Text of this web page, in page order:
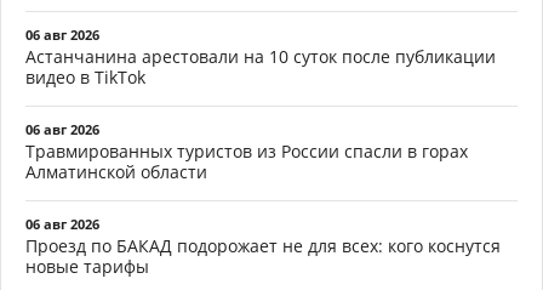
06 авг 2026
Астанчанина арестовали на 10 суток после публикации
видео в TikTok
06 авг 2026
Травмированных туристов из России спасли в горах
Алматинской области
06 авг 2026
Проезд по БАКАД подорожает не для всех: кого коснутся
новые тарифы